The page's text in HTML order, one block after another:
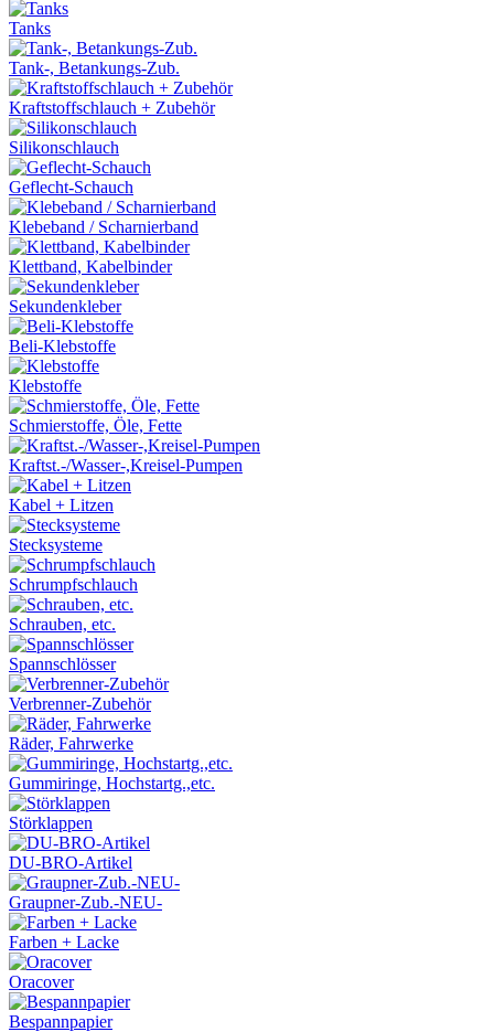
Tanks
Tank-, Betankungs-Zub.
Kraftstoffschlauch + Zubehör
Silikonschlauch
Geflecht-Schauch
Klebeband / Scharnierband
Klettband, Kabelbinder
Sekundenkleber
Beli-Klebstoffe
Klebstoffe
Schmierstoffe, Öle, Fette
Kraftst.-/Wasser-,Kreisel-Pumpen
Kabel + Litzen
Stecksysteme
Schrumpfschlauch
Schrauben, etc.
Spannschlösser
Verbrenner-Zubehör
Räder, Fahrwerke
Gummiringe, Hochstartg.,etc.
Störklappen
DU-BRO-Artikel
Graupner-Zub.-NEU-
Farben + Lacke
Oracover
Bespannpapier